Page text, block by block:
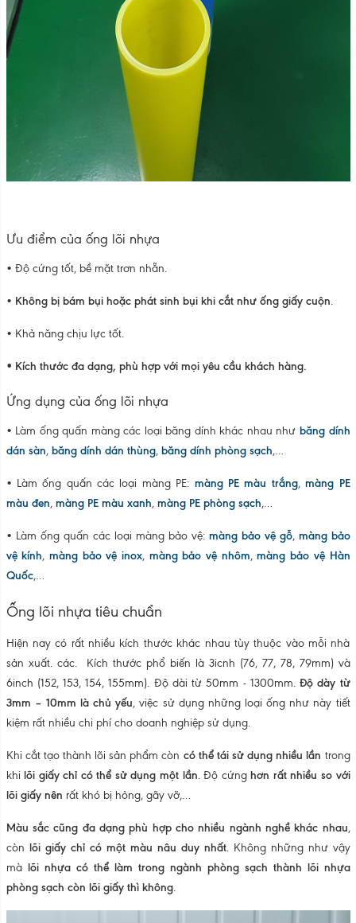
Ưu điểm của ống lõi nhựa
• Độ cứng tốt, bề mặt trơn nhẵn.
• Không bị bám bụi hoặc phát sinh bụi khi cắt như ống giấy cuộn.
• Khả năng chịu lực tốt.
• Kích thước đa dạng, phù hợp với mọi yêu cầu khách hàng.
Ứng dụng của ống lõi nhựa
• Làm ống quấn màng các loại băng dính khác nhau như băng dính
dán sàn, băng dính dán thùng, băng dính phòng sạch,…
• Làm ống quấn các loại màng PE: màng PE màu trắng,màng PE
màu đen, màng PE màu xanh, màng PE phòng sạch,…
• Làm ống quấn các loại màng bảo vệ: màng bảo vệ gỗ, màng bảo
vệ kính, màng bảo vệ inox, màng bảo vệ nhôm,màng bảo vệ Hàn
Quốc,…
Ống lõi nhựa tiêu chuẩn
Hiện nay có rất nhiều kích thước khác nhau tùy thuộc vào mỗi nhà
sản xuất. các. Kích thước phổ biến là 3icnh (76, 77, 78, 79mm) và
6inch (152, 153, 154, 155mm). Độ dài từ 50mm - 1300mm.Độ dày từ
3mm – 10mm là chủ yếu, việc sử dụng những loại ống như này tiết
kiệm rất nhiều chi phí cho doanh nghiệp sử dụng.
Khi cắt tạo thành lõi sản phẩm còn có thể tái sử dụng nhiều lần trong
khilõi giấy chỉ có thể sử dụng một lần. Độ cứnghơn rất nhiều so với
lõi giấy nên rất khó bị hỏng, gãy vỡ,…
Màu sắc cũng đa dạng phù hợp cho nhiều ngành nghề khác nhau,
còn lõi giấy chỉ có một màu nâu duy nhất. Không những như vậy
mà lõi nhựa có thể làm trong ngành phòng sạch thành lõi nhựa
phòng sạch còn lõi giấy thì không.